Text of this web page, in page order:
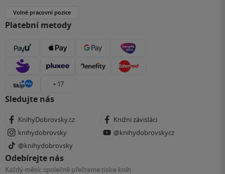
Volné pracovní pozice
Platební metody
+ 17
Sledujte nás
KnihyDobrovsky.cz
Knižní závisláci
knihydobrovsky
@knihydobrovskycz
@knihydobrovsky
Odebírejte nás
Každý měsíc společně přečteme tisíce knih